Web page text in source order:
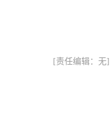
[责任编辑：无]